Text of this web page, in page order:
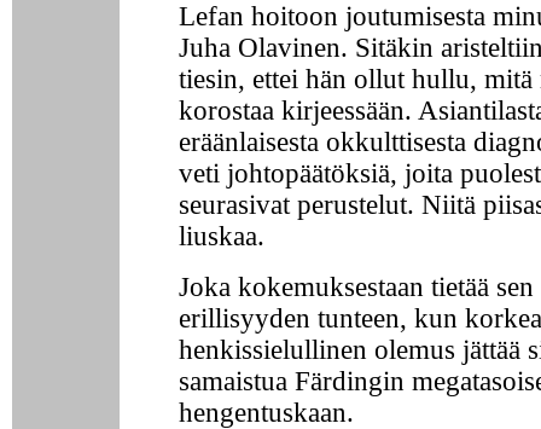
Lefan hoitoon joutumisesta
Juha Olavinen. Sitäkin
tiesin, ettei hän ollut hullu, mitä
korostaa kirjeessään.
eräänlaisesta okkulttisesta
veti johtopäätöksiä, joita
seurasivat perustelut. Niitä
liuskaa.
Joka kokemuksestaan tietää
erillisyyden tunteen, kun
henkissielullinen olemus jättää
samaistua Färdingin
hengentuskaan.